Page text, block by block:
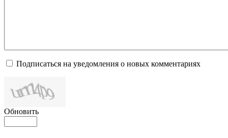
Подписаться на уведомления о новых комментариях
Обновить